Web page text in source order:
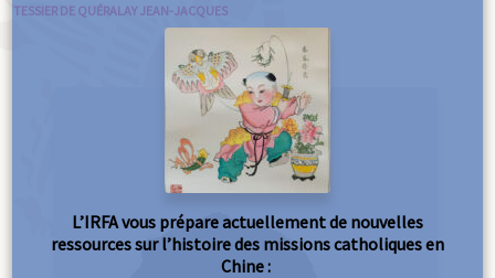
TESSIER DE QUÉRALAY JEAN-JACQUES
L’IRFA vous prépare actuellement de nouvelles
ressources sur l’histoire des missions catholiques en
Chine :